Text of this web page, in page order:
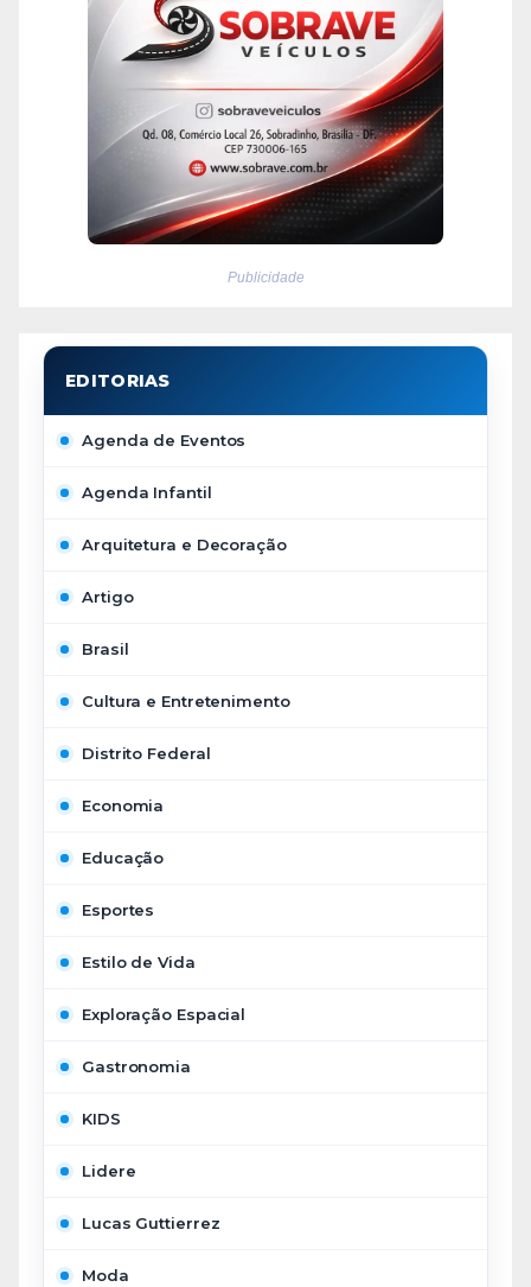
Publicidade
Agenda de Eventos
Agenda Infantil
Arquitetura e Decoração
Artigo
Brasil
Cultura e Entretenimento
Distrito Federal
Economia
Educação
Esportes
Estilo de Vida
Exploração Espacial
Gastronomia
KIDS
Lidere
Lucas Guttierrez
Moda